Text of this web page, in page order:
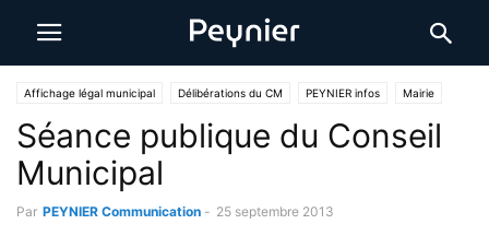
Affichage légal municipal Délibérations du CM PEYNIER infos Mairie
Séance publique du Conseil
Municipal
Par PEYNIER Communication - 25 septembre 2013